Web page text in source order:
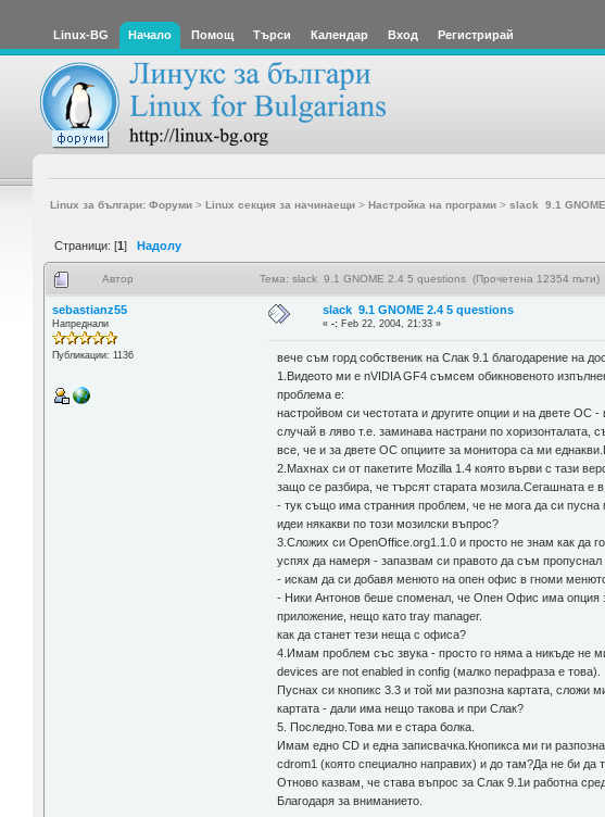
Linux-BG Начало Помощ Търси Календар Вход Регистрирай
Linux за българи: Форуми> Linux секция за начинаещи> Настройка на програми> slack 9.1
Страници: [1] Надолу
Автор Тема: slack 9.1 GNOME 2.4 5 questions (Прочетена 12354 пъти)
sebastianz55
Напреднали
Публикации: 1136
slack 9.1 GNOME 2.4 5 questions
«-: Feb 22, 2004, 21:33 »
вече съм горд собственик на Слак 9.1 благодарение на
1.Видеото ми е nVIDIA GF4 съмсем обикновеното
проблема е:
настройвом си честотата и другите опции и на двете ОС
случай в ляво т.е. заминава настрани по хоризонталата,
все, че и за двете ОС опциите за монитора са ми
2.Махнах си от пакетите Mozilla 1.4 която върви с тази
защо се разбира, че търсят старата мозила.Сегашната е
- тук също има странния проблем, че не мога да си пусна
идеи някакви по този мозилски въпрос?
3.Сложих си OpenOffice.org1.1.0 и просто не знам как да
успях да намеря - запазвам си правото да съм пропуснал
- искам да си добавя менюто на опен офис в гноми
- Ники Антонов беше споменал, че Опен Офис има опция
приложение, нещо като tray manager.
как да станет тези неща с офиса?
4.Имам проблем със звука - просто го няма а никъде не
devices are not enabled in config (малко перафраза е това).
Пуснах си кнопикс 3.3 и той ми разпозна картата, сложи
картата - дали има нещо такова и при Слак?
5. Последно.Това ми е стара болка.
Имам едно CD и една записвачка.Кнопикса ми ги
cdrom1 (която специално направих) и до там?Да не би да
Отново казвам, че става въпрос за Слак 9.1и работна
Благодаря за вниманието.